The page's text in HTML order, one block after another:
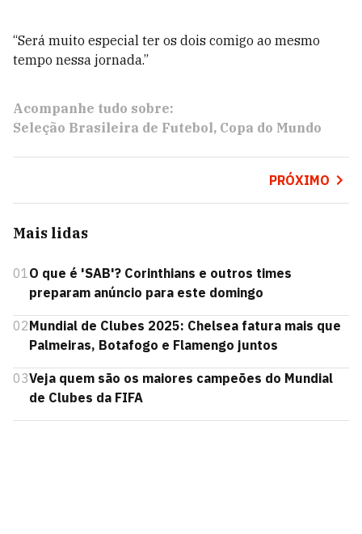
“Será muito especial ter os dois comigo ao mesmo
tempo nessa jornada.”
Acompanhe tudo sobre:
Seleção Brasileira de Futebol Copa do Mundo
PRÓXIMO
Mais lidas
01O que é 'SAB'? Corinthians e outros times
preparam anúncio para este domingo
02Mundial de Clubes 2025: Chelsea fatura mais que
Palmeiras, Botafogo e Flamengo juntos
03Veja quem são os maiores campeões do Mundial
de Clubes da FIFA